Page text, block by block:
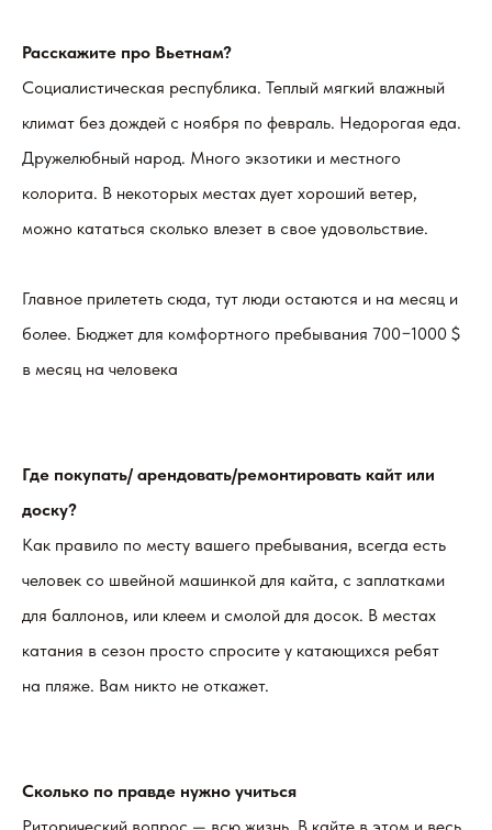
Расскажите про Вьетнам?
Социалистическая республика. Теплый мягкий влажный
климат без дождей с ноября по февраль. Недорогая еда.
Дружелюбный народ. Много экзотики и местного
колорита. В некоторых местах дует хороший ветер,
можно кататься сколько влезет в свое удовольствие.
Главное прилететь сюда, тут люди остаются и на месяц и
более. Бюджет для комфортного пребывания 700−1000 $
в месяц на человека
Где покупать/ арендовать/ремонтировать кайт или
доску?
Как правило по месту вашего пребывания, всегда есть
человек со швейной машинкой для кайта, с заплатками
для баллонов, или клеем и смолой для досок. В местах
катания в сезон просто спросите у катающихся ребят
на пляже. Вам никто не откажет.
Сколько по правде нужно учиться